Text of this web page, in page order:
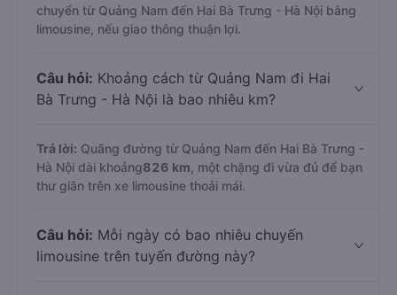
chuyển từ Quảng Nam đến Hai Bà Trưng - Hà Nội bằng
limousine, nếu giao thông thuận lợi.
Câu hỏi: Khoảng cách từ Quảng Nam đi Hai
Bà Trưng - Hà Nội là bao nhiêu km?
Trả lời: Quãng đường từ Quảng Nam đến Hai Bà Trưng -
Hà Nội dài khoảng826 km , một chặng đi vừa đủ để bạn
thư giãn trên xe limousine thoải mái.
Câu hỏi: Mỗi ngày có bao nhiêu chuyến
limousine trên tuyến đường này?